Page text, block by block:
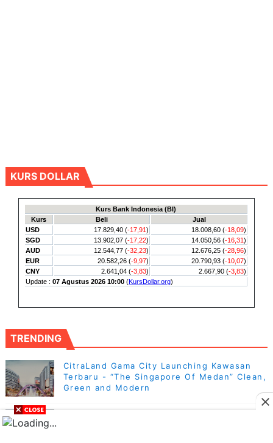
KURS DOLLAR
TRENDING
CitraLand Gama City Launching Kawasan
Terbaru - “The Singapore Of Medan” Clean,
Green and Modern